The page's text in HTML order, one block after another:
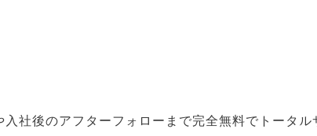
社後のアフターフォローまで完全無料でトータル